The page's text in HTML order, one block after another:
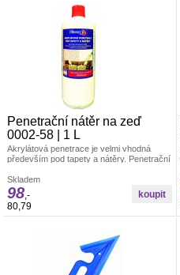
Penetrační nátěr na zeď
0002-58 | 1 L
Akrylátová penetrace je velmi vhodná
především pod tapety a nátěry. Penetrační
kopolymeru.
Skladem
98 ,-
80,79